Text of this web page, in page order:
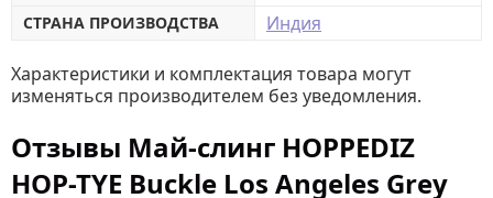
СТРАНА ПРОИЗВОДСТВА Индия
Характеристики и комплектация товара могут
изменяться производителем без уведомления.
Отзывы Май-слинг HOPPEDIZ
HOP-TYE Buckle Los Angeles Grey